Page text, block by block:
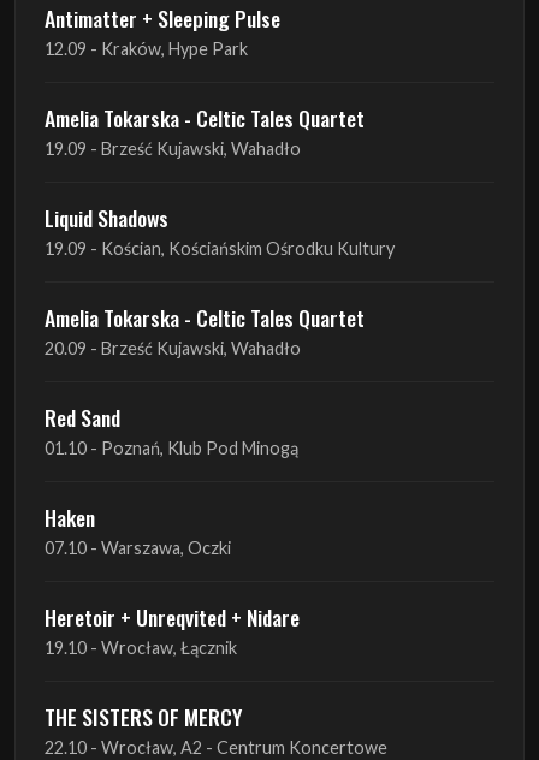
Antimatter + Sleeping Pulse
12.09 - Kraków, Hype Park
Amelia Tokarska - Celtic Tales Quartet
19.09 - Brześć Kujawski, Wahadło
Liquid Shadows
19.09 - Kościan, Kościańskim Ośrodku Kultury
Amelia Tokarska - Celtic Tales Quartet
20.09 - Brześć Kujawski, Wahadło
Red Sand
01.10 - Poznań, Klub Pod Minogą
Haken
07.10 - Warszawa, Oczki
Heretoir + Unreqvited + Nidare
19.10 - Wrocław, Łącznik
THE SISTERS OF MERCY
22.10 - Wrocław, A2 - Centrum Koncertowe